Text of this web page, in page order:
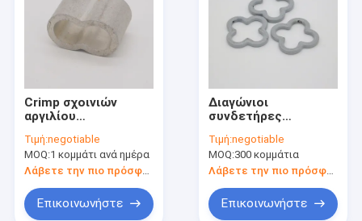
Crimp σχοινιών
αργιλίου
σχοινιών παιδικών
χαρών 16mm
ασημένιοι
συνδετήρες
Τιμή:negotiable
MOQ:1 κομμάτι ανά ημέρα
Λάβετε την πιο πρόσφατη τιμή
Επικοινωνήστε
Διαγώνιοι
συνδετήρες
παιδικών χαρών
16mm αργίλιο για
την αναρρίχηση του
δικτύου φορτίου
Τιμή:negotiable
MOQ:300 κομμάτια
Επικοινωνήστε